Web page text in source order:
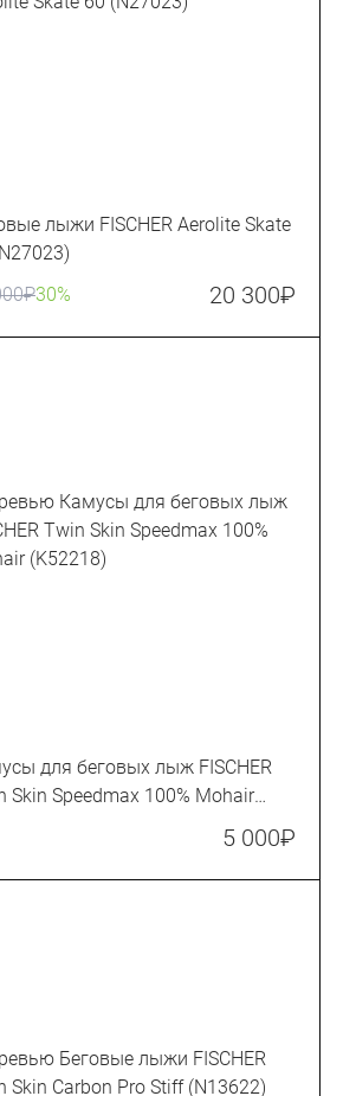
лыжи FISCHER Aerolite Skate
₽30% 20 300₽
для беговых лыж FISCHER
Skin Speedmax 100% Mohair
5 000₽